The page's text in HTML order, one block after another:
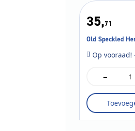
35,71
Old Speckled
Op
-
Hen
50
cl.